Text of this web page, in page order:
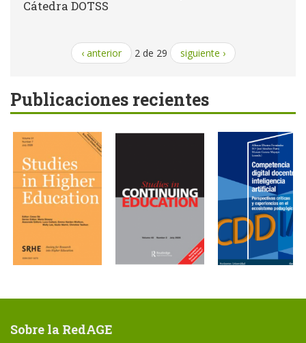
Cátedra DOTSS
‹ anterior 2 de 29 siguiente ›
Publicaciones recientes
Sobre la RedAGE